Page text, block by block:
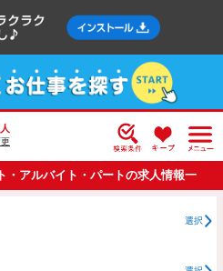
・アルバイト・パートの求人情報一
覧
選択